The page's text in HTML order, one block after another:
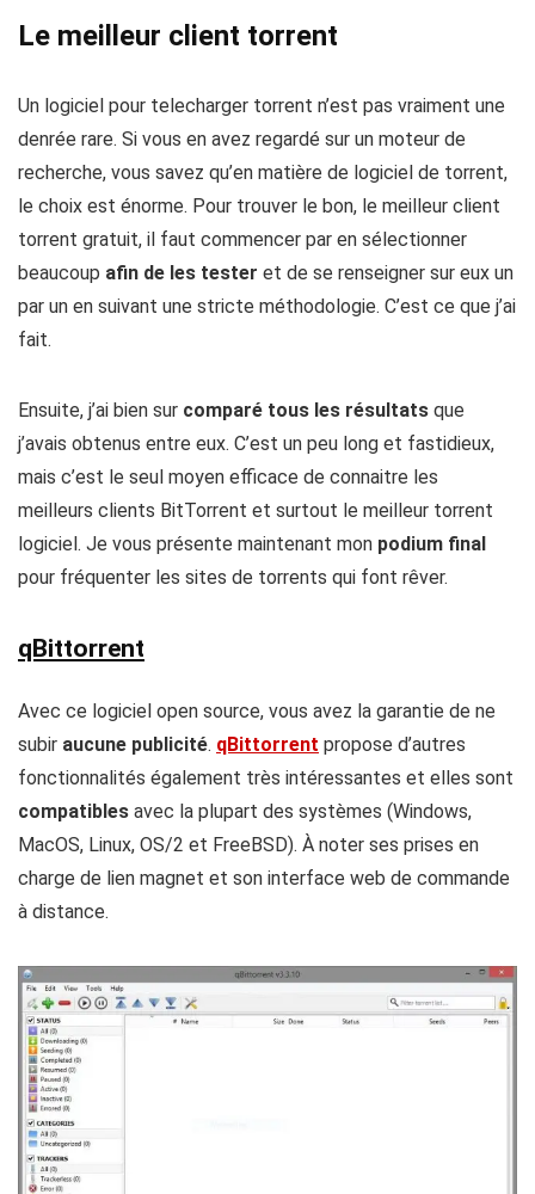
Le meilleur client torrent
Un logiciel pour telecharger torrent n’est pas vraiment une
denrée rare. Si vous en avez regardé sur un moteur de
recherche, vous savez qu’en matière de logiciel de torrent,
le choix est énorme. Pour trouver le bon, le meilleur client
torrent gratuit, il faut commencer par en sélectionner
beaucoup afin de les tester et de se renseigner sur eux un
par un en suivant une stricte méthodologie. C’est ce que j’ai
fait.
Ensuite, j’ai bien sur comparé tous les résultats que
j’avais obtenus entre eux. C’est un peu long et fastidieux,
mais c’est le seul moyen efficace de connaitre les
meilleurs clients BitTorrent et surtout le meilleur torrent
logiciel. Je vous présente maintenant mon podium final
pour fréquenter les sites de torrents qui font rêver.
qBittorrent
Avec ce logiciel open source, vous avez la garantie de ne
subir aucune publicité. qBittorrent propose d’autres
fonctionnalités également très intéressantes et elles sont
compatibles avec la plupart des systèmes (Windows,
MacOS, Linux, OS/2 et FreeBSD). À noter ses prises en
charge de lien magnet et son interface web de commande
à distance.